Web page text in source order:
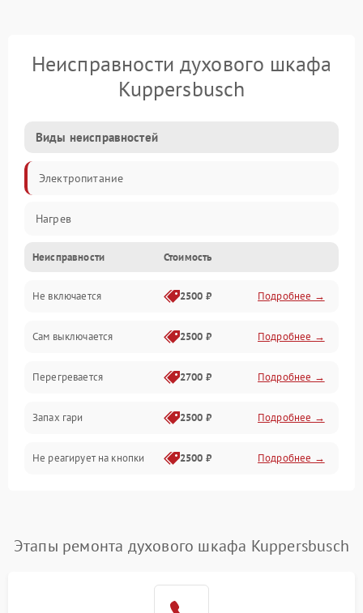
Неисправности духового шкафа
Kuppersbusch
Виды неисправностей
Электропитание
Нагрев
Неисправности Стоимость
Не включается 2500 ₽ Подробнее →
Сам выключается 2500 ₽ Подробнее →
Перегревается 2700 ₽ Подробнее →
Запах гари 2500 ₽ Подробнее →
Не реагирует на кнопки 2500 ₽ Подробнее →
Этапы ремонта духового шкафа Kuppersbusch